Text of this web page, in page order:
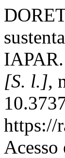
IAPAR.
[S. l.],
https://
Acesso